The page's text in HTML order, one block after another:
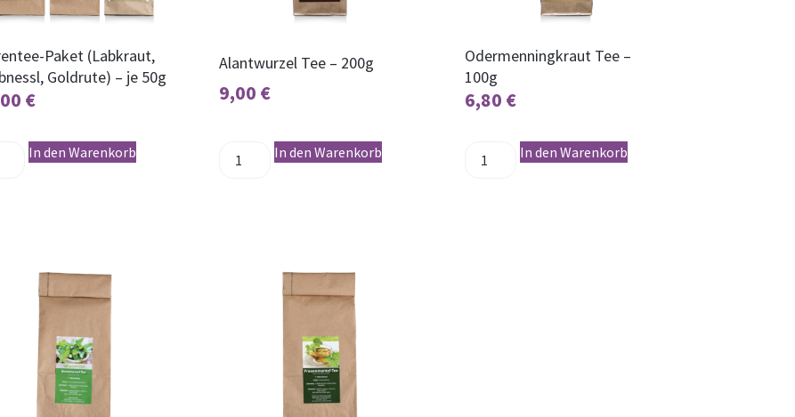
Paket (Labkraut,
Goldrute) – je 50g
€
In den Warenkorb
Alantwurzel Tee – 200g
9,00 €
In den Warenkorb
Odermenningkraut Tee –
100g
6,80 €
In den Warenkorb